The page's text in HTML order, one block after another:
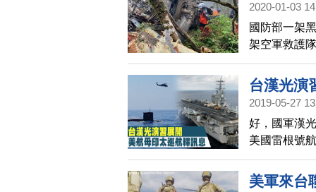
台北
2020-01-03
國防部一架
架空軍救護
午召開記者
鳴等8人罹
台漢光演
2019-05-27
好，國軍漢
美國雷根號
性。
美軍來台